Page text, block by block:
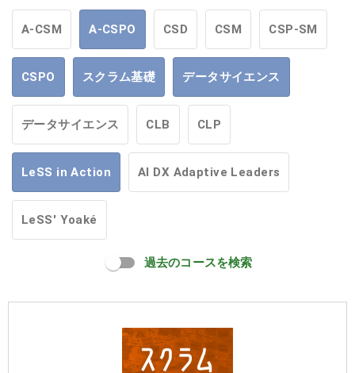
A-CSM A-CSPO CSD CSM CSP-SM
CSPO スクラム基礎 データサイエンス
データサイエンス CLB CLP
LeSS in Action AI DX Adaptive Leaders
LeSS' Yoaké
過去のコースを検索